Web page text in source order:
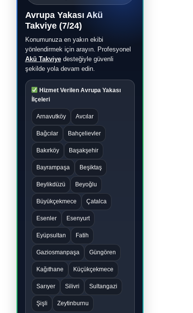
Avrupa Yakası Akü
Takviye (7/24)
Konumunuza en yakın ekibi
yönlendirmek için arayın. Profesyonel
Akü Takviyedesteğiyle güvenli
şekilde yola devam edin.
Hizmet Verilen Avrupa Yakası
İlçeleri
Arnavutköy Avcılar
Bağcılar Bahçelievler
Bakırköy Başakşehir
Bayrampaşa Beşiktaş
Beylikdüzü Beyoğlu
Büyükçekmece Çatalca
Esenler Esenyurt
Eyüpsultan Fatih
Gaziosmanpaşa Güngören
Kağıthane Küçükçekmece
Sarıyer Silivri Sultangazi
Şişli Zeytinburnu